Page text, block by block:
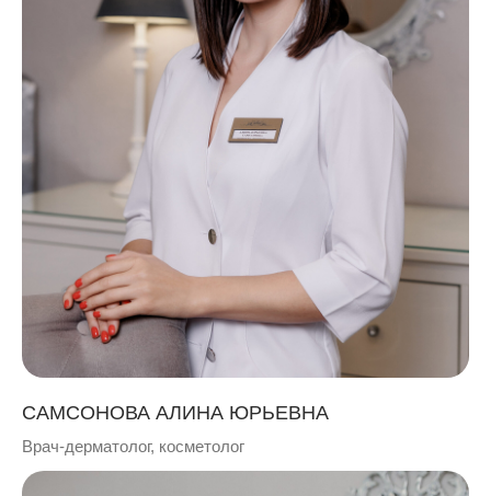
САМСОНОВА АЛИНА ЮРЬЕВНА
Врач-дерматолог, косметолог